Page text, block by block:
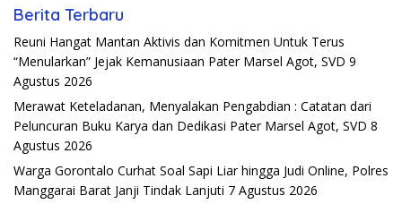
Berita Terbaru
Reuni Hangat Mantan Aktivis dan Komitmen Untuk Terus
“Menularkan” Jejak Kemanusiaan Pater Marsel Agot, SVD 9
Agustus 2026
Merawat Keteladanan, Menyalakan Pengabdian : Catatan dari
Peluncuran Buku Karya dan Dedikasi Pater Marsel Agot, SVD 8
Agustus 2026
Warga Gorontalo Curhat Soal Sapi Liar hingga Judi Online, Polres
Manggarai Barat Janji Tindak Lanjuti 7 Agustus 2026